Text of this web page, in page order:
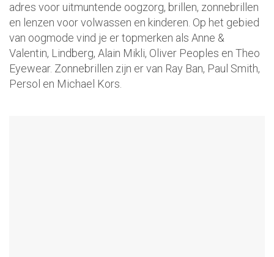
adres voor uitmuntende oogzorg, brillen, zonnebrillen
en lenzen voor volwassen en kinderen. Op het gebied
van oogmode vind je er topmerken als Anne &
Valentin, Lindberg, Alain Mikli, Oliver Peoples en Theo
Eyewear. Zonnebrillen zijn er van Ray Ban, Paul Smith,
Persol en Michael Kors.